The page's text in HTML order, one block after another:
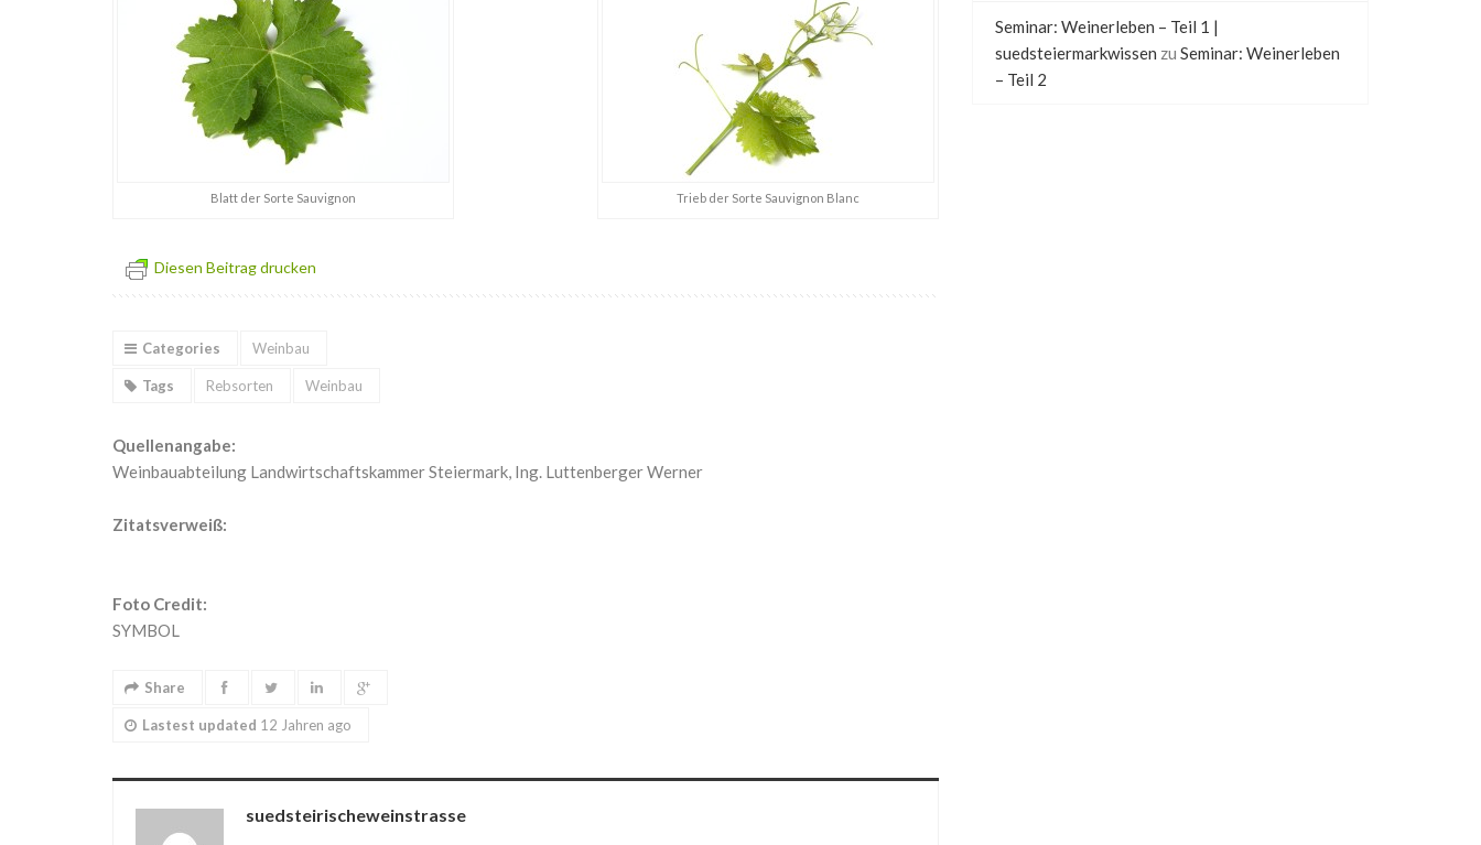
Blatt der Sorte Sauvignon Trieb der Sorte Sauvignon Blanc
Diesen Beitrag drucken
Categories Weinbau
Tags Rebsorten Weinbau
Quellenangabe:
Weinbauabteilung Landwirtschaftskammer Steiermark, Ing. Luttenberger Werner
Zitatsverweiß:
Foto Credit:
SYMBOL
Share
Lastest updated 12 Jahren ago
suedsteirischeweinstrasse
Seminar: Weinerleben – Teil 1 |
suedsteiermarkwissen zu Seminar: Weinerleben
– Teil 2